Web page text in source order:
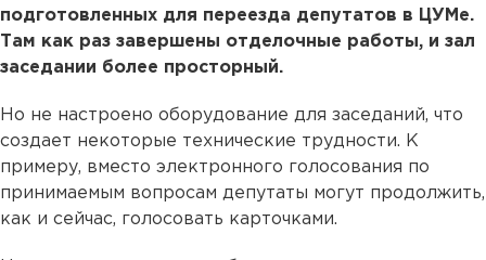
подготовленных для переезда депутатов в ЦУМе.
Там как раз завершены отделочные работы, и зал
заседании более просторный.
Но не настроено оборудование для заседаний, что
создает некоторые технические трудности. К
примеру, вместо электронного голосования по
принимаемым вопросам депутаты могут продолжить,
как и сейчас, голосовать карточками.